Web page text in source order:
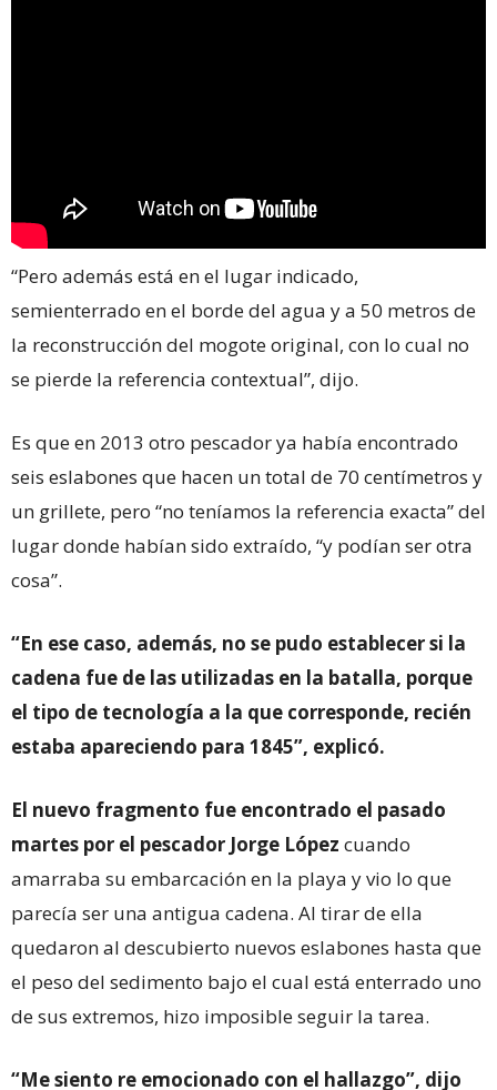
“Pero además está en el lugar indicado,
semienterrado en el borde del agua y a 50 metros de
la reconstrucción del mogote original, con lo cual no
se pierde la referencia contextual”, dijo.
Es que en 2013 otro pescador ya había encontrado
seis eslabones que hacen un total de 70 centímetros y
un grillete, pero “no teníamos la referencia exacta” del
lugar donde habían sido extraído, “y podían ser otra
cosa”.
“En ese caso, además, no se pudo establecer si la
cadena fue de las utilizadas en la batalla, porque
el tipo de tecnología a la que corresponde, recién
estaba apareciendo para 1845”, explicó.
El nuevo fragmento fue encontrado el pasado
martes por el pescador Jorge López cuando
amarraba su embarcación en la playa y vio lo que
parecía ser una antigua cadena. Al tirar de ella
quedaron al descubierto nuevos eslabones hasta que
el peso del sedimento bajo el cual está enterrado uno
de sus extremos, hizo imposible seguir la tarea.
“Me siento re emocionado con el hallazgo”, dijo